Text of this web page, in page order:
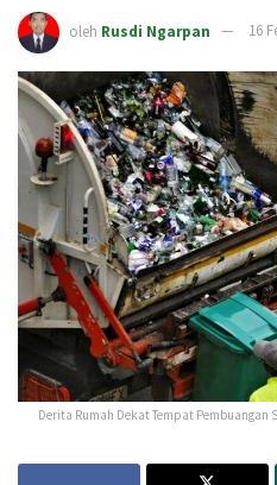
oleh Rusdi Ngarpan 16
Derita Rumah Dekat Tempat Pembuangan